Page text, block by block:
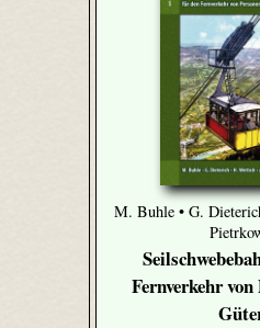
M. Buhle • G.
Fernverkehr von